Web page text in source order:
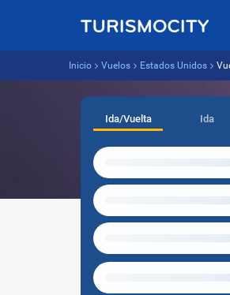
Inicio Vuelos Estados Unidos
Ida/Vuelta Ida